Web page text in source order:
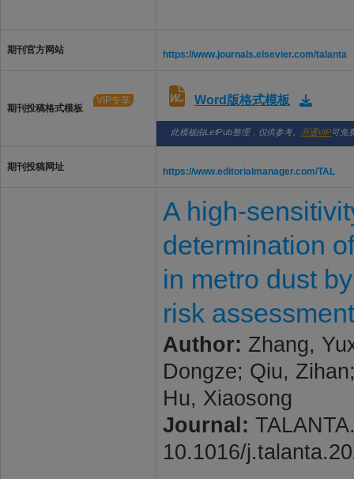
期刊官方网站 https://www.journals.elsevier.com/talanta
期刊投稿格式模板
VIP专享 Word版格式模板
此模板由LetPub整理，仅供参考。 开通VIP可免
期刊投稿网址 https://www.editorialmanager.com/TAL
A high-
determination
in metro dust
risk assessment
Author: Zhang,
Dongze; Qiu,
Hu, Xiaosong
Journal:
10.1016/